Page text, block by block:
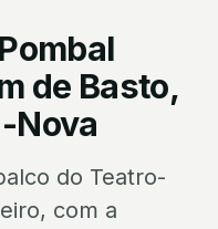
de Basto,
Nova
do Teatro-
com a